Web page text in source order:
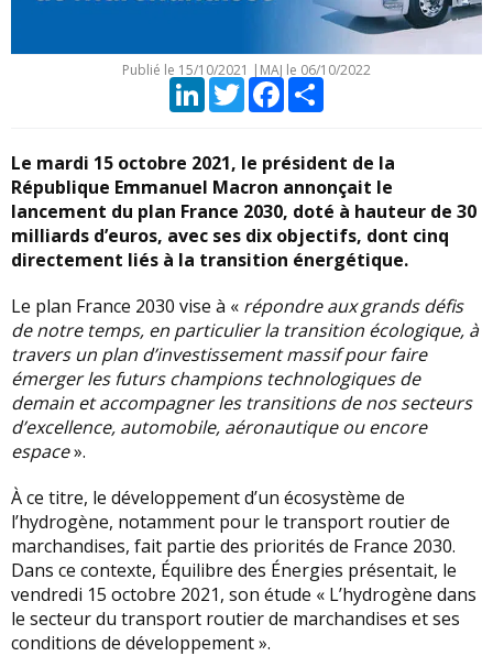
Publié le 15/10/2021 | MAJ le 06/10/2022
LinkedInTwitterFacebook
Le mardi 15 octobre 2021, le président de la
République Emmanuel Macron annonçait le
lancement du plan France 2030, doté à hauteur de 30
milliards d’euros, avec ses dix objectifs, dont cinq
directement liés à la transition énergétique.
Le plan France 2030 vise à « répondre aux grands défis
de notre temps, en particulier la transition écologique, à
travers un plan d’investissement massif pour faire
émerger les futurs champions technologiques de
demain et accompagner les transitions de nos secteurs
d’excellence, automobile, aéronautique ou encore
espace».
À ce titre, le développement d’un écosystème de
l’hydrogène, notamment pour le transport routier de
marchandises, fait partie des priorités de France 2030.
Dans ce contexte, Équilibre des Énergies présentait, le
vendredi 15 octobre 2021, son étude « L’hydrogène dans
le secteur du transport routier de marchandises et ses
conditions de développement ».